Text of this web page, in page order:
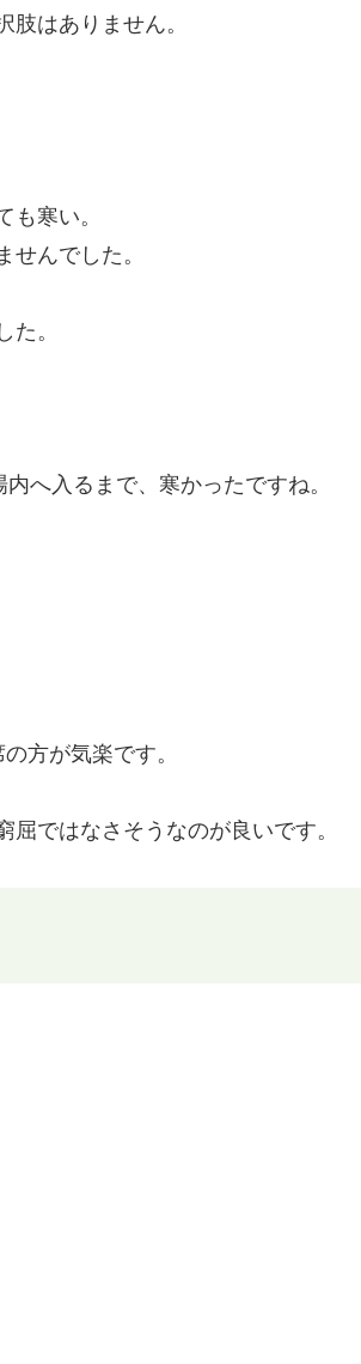
はありません。
寒い。
んでした。
。
へ入るまで、寒かったですね。
方が気楽です。
ではなさそうなのが良いです。